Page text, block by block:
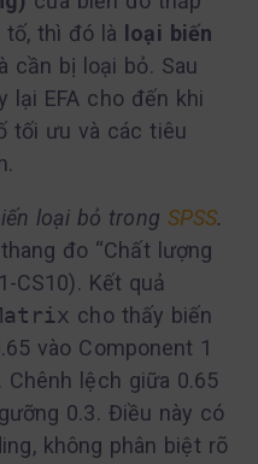
thì đó là
loại biến
cần bị loại bỏ. Sau
lại EFA cho đến khi
tối ưu và các tiêu
loại bỏ trong SPSS.
đo “Chất lượng
CS10). Kết quả
cho thấy biến
vào Component 1
Chênh lệch giữa 0.65
0.3. Điều này có
không phân biệt rõ